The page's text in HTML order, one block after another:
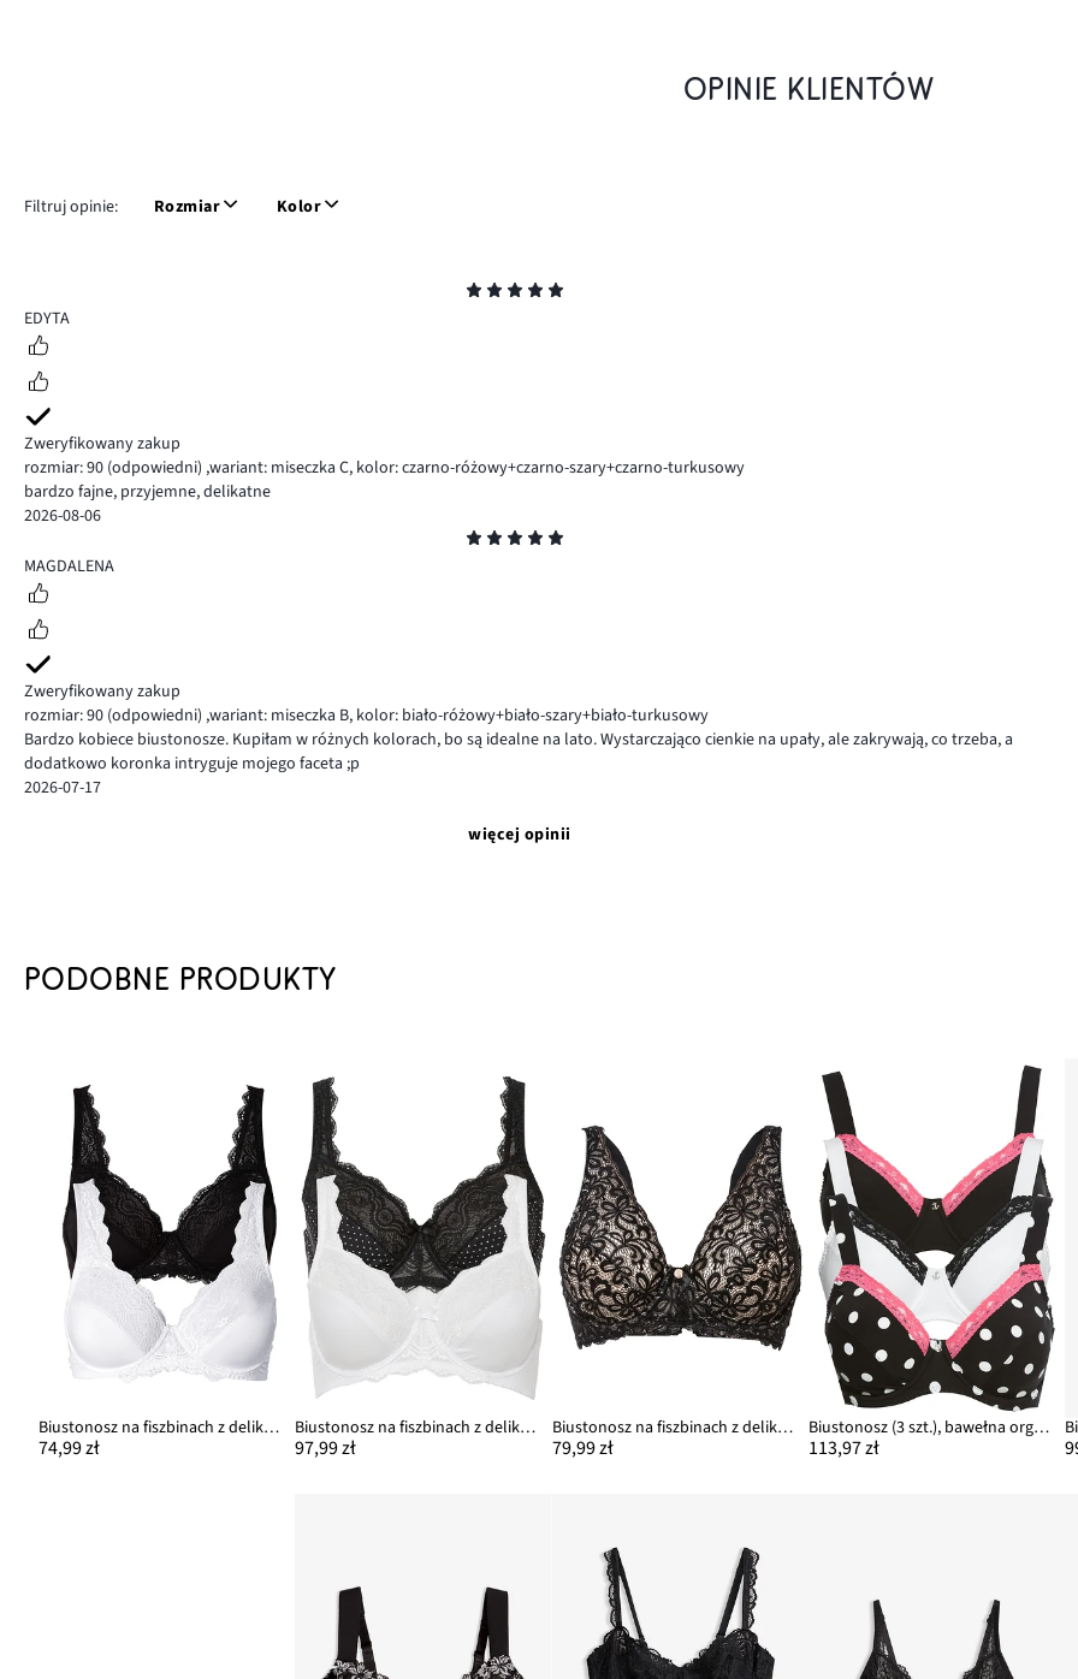
OPINIE KLIENTÓW
Filtruj opinie: Rozmiar Kolor
5
EDYTA
Zweryfikowany zakup
rozmiar: 90 (odpowiedni) ,wariant: miseczka C, kolor: czarno-różowy+czarno-szary+czarno-turkusowy
bardzo fajne, przyjemne, delikatne
2026-08-06
5
MAGDALENA
Zweryfikowany zakup
rozmiar: 90 (odpowiedni) ,wariant: miseczka B, kolor: biało-różowy+biało-szary+biało-turkusowy
Bardzo kobiece biustonosze. Kupiłam w różnych kolorach, bo są idealne na lato. Wystarczająco cienkie na upały, ale zakrywają, co trzeba, a
dodatkowo koronka intryguje mojego faceta ;p
2026-07-17
więcej opinii
PODOBNE PRODUKTY
Biustonosz na fiszbinach z delikatną koronką (2 szt.)
74,99 zł
Biustonosz na fiszbinach z delikatną koronką (2 szt.)
97,99 zł
Biustonosz na fiszbinach z delikatną koronką
79,99 zł
Biustonosz (3 szt.), bawełna organiczna
113,97 zł